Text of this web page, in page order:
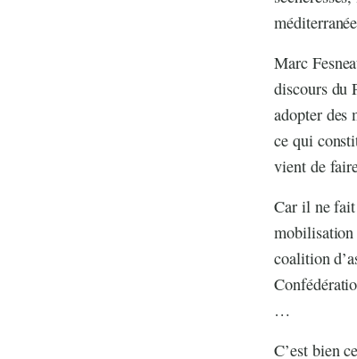
Marc
discours du
adopter des
ce qui
vient de
Car il ne fait
mobilisation
coalition
…
C’est bien